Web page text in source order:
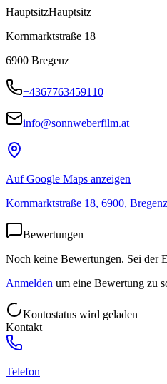
HauptsitzHauptsitz
Kornmarktstraße 18
6900 Bregenz
+4367763459110
info@sonnweberfilm.at
Auf Google Maps anzeigen
Kornmarktstraße 18, 6900,
Bewertungen
Noch keine Bewertungen. Sei der
Anmelden um eine Bewertung zu
Kontostatus wird geladen
Kontakt
Telefon